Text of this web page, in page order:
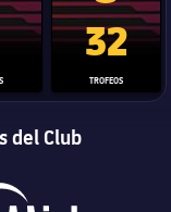
del Mundial deCopa del
32
TROFEOS
del Club